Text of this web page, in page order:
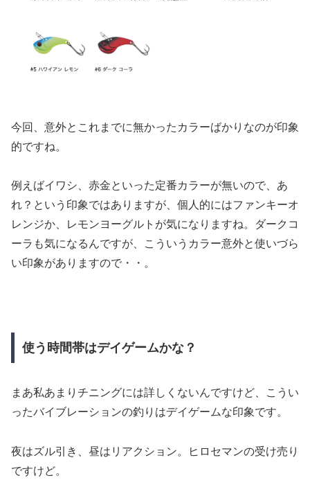
今回、意外とこれまでに無かったカラーばかりなのが印象
的ですね。
例えばイワシ、赤金といった定番カラーが無いので、あ
れ？という印象ではありますが、個人的にはファンキーオ
レンジか、レモンヨーグルトが気になりますね。ダークコ
ーラも気になるんですが、こういうカラー意外と使いづら
い印象がありますので・・。
使う時間帯はデイゲームかな？
まあ私あまりチニングには詳しくないんですけど、こうい
ったバイブレーションの釣りはデイゲームな印象です。
夜はズル引き、昼はリアクション。ヒロセマンの受け売り
ですけど。